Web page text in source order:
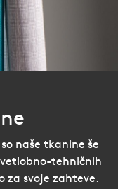
naše tkanine še
tehničnih
za svoje zahteve.